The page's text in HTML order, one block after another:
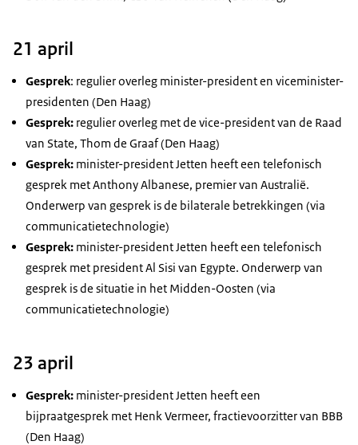
21 april
Gesprek: regulier overleg minister-president en viceminister-
presidenten (Den Haag)
Gesprek: regulier overleg met de vice-president van de Raad
van State, Thom de Graaf (Den Haag)
Gesprek: minister-president Jetten heeft een telefonisch
gesprek met Anthony Albanese, premier van Australië.
Onderwerp van gesprek is de bilaterale betrekkingen (via
communicatietechnologie)
Gesprek: minister-president Jetten heeft een telefonisch
gesprek met president Al Sisi van Egypte. Onderwerp van
gesprek is de situatie in het Midden-Oosten (via
communicatietechnologie)
23 april
Gesprek: minister-president Jetten heeft een
bijpraatgesprek met Henk Vermeer, fractievoorzitter van BBB
(Den Haag)